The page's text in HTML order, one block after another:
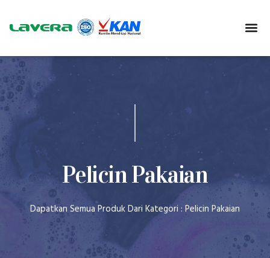
Pelicin Pakaian
Dapatkan Semua Produk Dari Kategori : Pelicin Pakaian